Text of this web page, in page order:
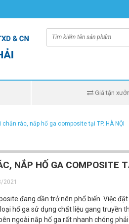
Giá tận
chắn rác, nắp hố ga composite tại TP. HÀ NỘI
NẮP HỐ GA COMPOSITE
2021
đang dần trở nên phổ biến. Việc đặt
hố ga sử dụng chất liệu gang truyền
ngoài nắp hố ga rất nhanh chóng